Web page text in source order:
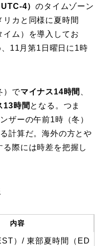
4）のタイムゾーン
リカと同様に夏時間
イム）を導入してお
11月第1日曜日に1時
）でマイナス14時間
13時間 となる。つま
ザーの午前1時（冬）
計算だ。海外の方とや
る際には時差を把握し
内容
）/ 東部夏時間（ED